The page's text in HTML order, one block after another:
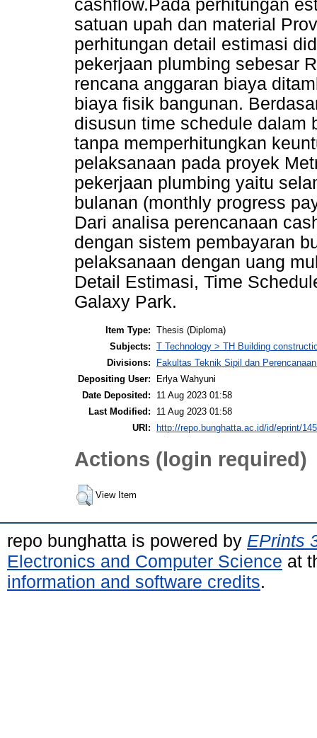
cashflow.Pada perhitungan
satuan upah dan material
perhitungan detail estimasi
pekerjaan plumbing sebesar
rencana anggaran biaya
biaya fisik bangunan.
disusun time schedule dalam
tanpa memperhitungkan
pelaksanaan pada proyek
pekerjaan plumbing yaitu
bulanan (monthly progress
Dari analisa perencanaan
dengan sistem pembayaran
pelaksanaan dengan uang
Detail Estimasi, Time
Galaxy Park.
Item Type: Thesis (Diploma)
Subjects: T Technology > TH Building
Divisions:
Fakultas Teknik Sipil dan
Depositing User:
Erlya Wahyuni
Date Deposited:
11 Aug 2023 01:58
Last Modified:
11 Aug 2023 01:58
URI:
http://repo.bunghatta.ac.id/id/eprint/
Actions (login required)
View Item
repo bunghatta is powered by EPrints
Electronics and Computer Science at
information and software credits.